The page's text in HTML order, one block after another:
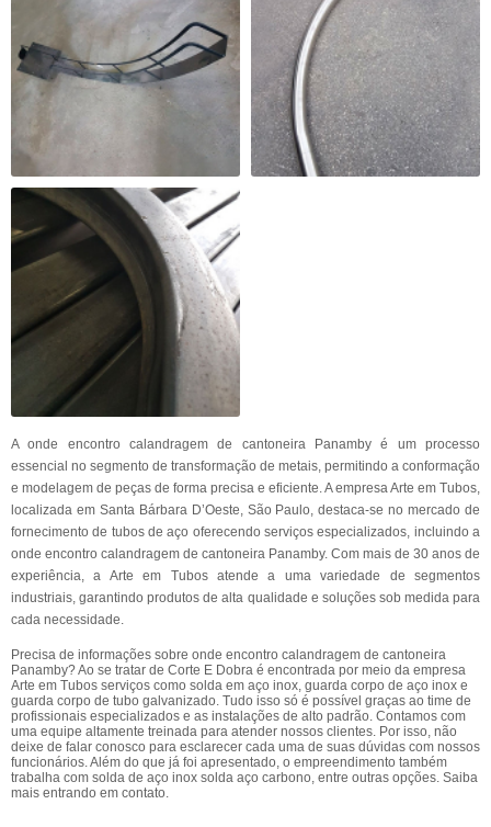
A onde encontro calandragem de cantoneira Panamby é um processo
essencial no segmento de transformação de metais, permitindo a conformação
e modelagem de peças de forma precisa e eficiente. A empresa Arte em Tubos,
localizada em Santa Bárbara D’Oeste, São Paulo, destaca-se no mercado de
fornecimento de tubos de aço oferecendo serviços especializados, incluindo a
onde encontro calandragem de cantoneira Panamby. Com mais de 30 anos de
experiência, a Arte em Tubos atende a uma variedade de segmentos
industriais, garantindo produtos de alta qualidade e soluções sob medida para
cada necessidade.
Precisa de informações sobre onde encontro calandragem de cantoneira
Panamby? Ao se tratar de Corte E Dobra é encontrada por meio da empresa
Arte em Tubos serviços como solda em aço inox, guarda corpo de aço inox e
guarda corpo de tubo galvanizado. Tudo isso só é possível graças ao time de
profissionais especializados e as instalações de alto padrão. Contamos com
uma equipe altamente treinada para atender nossos clientes. Por isso, não
deixe de falar conosco para esclarecer cada uma de suas dúvidas com nossos
funcionários. Além do que já foi apresentado, o empreendimento também
trabalha com solda de aço inox solda aço carbono, entre outras opções. Saiba
mais entrando em contato.